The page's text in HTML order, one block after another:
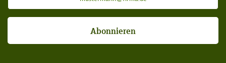
Abonnieren